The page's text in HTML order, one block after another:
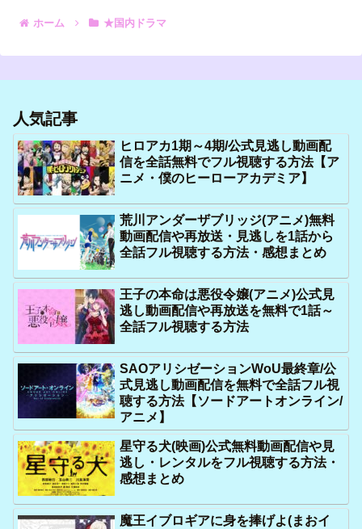
ホーム ★国内ドラマ
人気記事
ヒロアカ1期～4期/公式見逃し動画配
信を全話無料でフル視聴する方法【ア
ニメ・僕のヒーローアカデミア】
荒川アンダーザブリッジ(アニメ)無料
動画配信や再放送・見逃しを1話から
全話フル視聴する方法・感想まとめ
王子の本命は悪役令嬢(アニメ)公式見
逃し動画配信や再放送を無料で1話～
全話フル視聴する方法
SAOアリシゼーションWoU最終章/公
式見逃し動画配信を無料で全話フル視
聴する方法【ソードアートオンライン/
アニメ】
星守る犬(映画)公式無料動画配信や見
逃し・レンタルをフル視聴する方法・
感想まとめ
魔王イブロギアに身を捧げよ(まおイ